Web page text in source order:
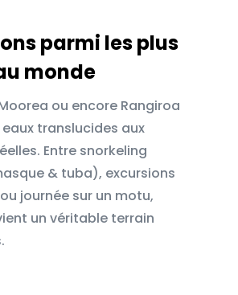
parmi les plus
monde
ou encore Rangiroa
translucides aux
Entre snorkeling
& tuba), excursions
journée sur un motu,
un véritable terrain